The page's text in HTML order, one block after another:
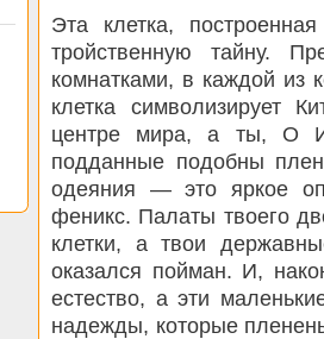
Эта клетка,
тройственную тайну.
комнатками, в каждой из
клетка символизирует
центре мира, а ты, О
подданные подобны
одеяния — это яркое
феникс. Палаты твоего
клетки, а твои
оказался пойман. И,
естество, а эти
надежды, которые